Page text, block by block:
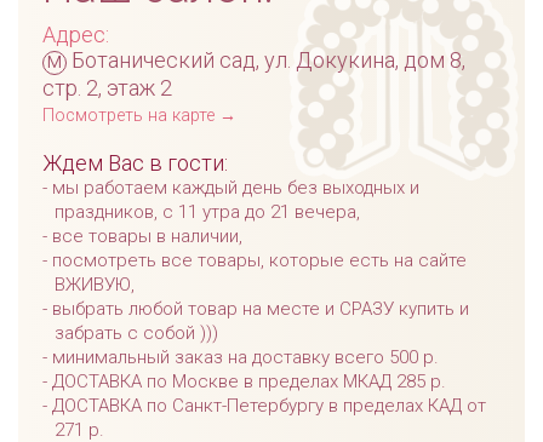
Адрес:
м Ботанический сад, ул. Докукина, дом 8,
стр. 2, этаж 2
Посмотреть на карте →
Ждем Вас в гости:
мы работаем каждый день без выходных и
праздников, с 11 утра до 21 вечера,
все товары в наличии,
посмотреть все товары, которые есть на сайте
ВЖИВУЮ,
выбрать любой товар на месте и СРАЗУ купить и
забрать с собой )))
минимальный заказ на доставку всего 500 р.
ДОСТАВКА по Москве в пределах МКАД 285 р.
ДОСТАВКА по Санкт-Петербургу в пределах КАД от
271 р.